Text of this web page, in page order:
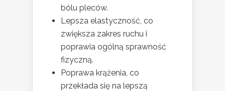
bólu pleców.
Lepsza elastyczność, co
zwiększa zakres ruchu i
poprawia ogólną sprawność
fizyczną.
Poprawa krążenia, co
przekłada się na lepszą